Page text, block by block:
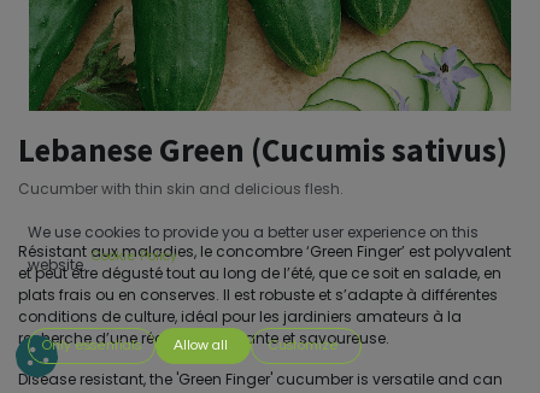
Lebanese Green (Cucumis sativus)
Cucumber with thin skin and delicious flesh.
Résistant aux maladies, le concombre ‘Green Finger’ est polyvalent
et peut être dégusté tout au long de l’été, que ce soit en salade, en
plats frais ou en conserves. Il est robuste et s’adapte à différentes
conditions de culture, idéal pour les jardiniers amateurs à la
recherche d’une récolte abondante et savoureuse.
Disease resistant, the 'Green Finger' cucumber is versatile and can
We use cookies to provide you a better user experience on this
website. Cookie Policy
Only essentials Allow all Customize